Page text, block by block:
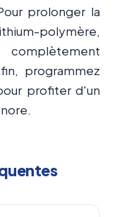
prolonger la
polymère,
programmez
profiter d'un